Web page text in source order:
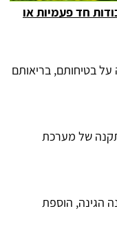
חד פעמיות או
על בטיחותם, בריאותם
של מערכת
הגינה, הוספת